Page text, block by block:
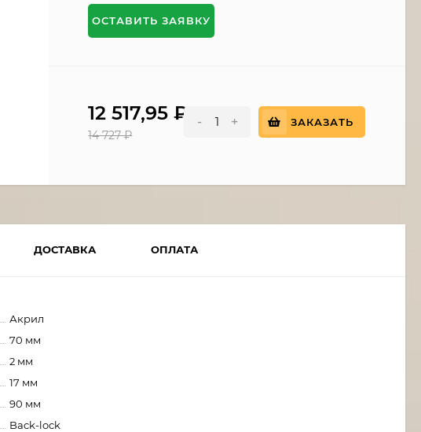
ОСТАВИТЬ ЗАЯВКУ
12 517,95₽
14 727₽
- + ЗАКАЗАТЬ
ДОСТАВКА ОПЛАТА
Акрил
70 мм
2 мм
17 мм
90 мм
Back-lock